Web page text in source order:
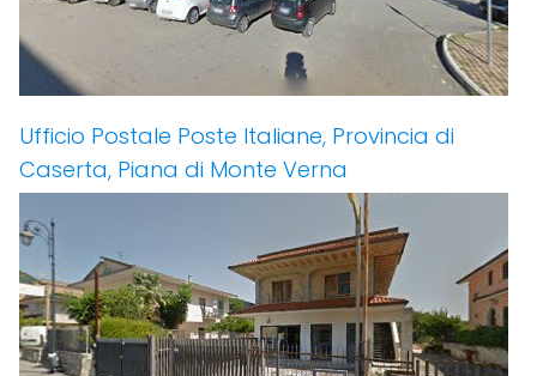
Ufficio Postale Poste Italiane, Provincia di
Caserta, Piana di Monte Verna